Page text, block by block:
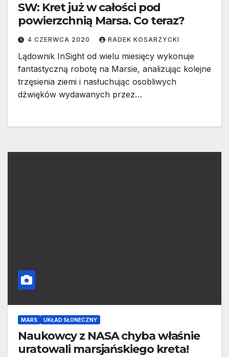
SW: Kret już w całości pod
powierzchnią Marsa. Co teraz?
4 CZERWCA 2020 RADEK KOSARZYCKI
Lądownik InSight od wielu miesięcy wykonuje
fantastyczną robotę na Marsie, analizując kolejne
trzęsienia ziemi i nasłuchując osobliwych
dźwięków wydawanych przez…
MARS UKŁAD SŁONECZNY
Naukowcy z NASA chyba właśnie
uratowali marsjańskiego kreta!